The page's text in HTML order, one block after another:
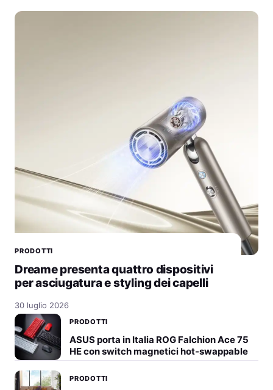
PRODOTTI
Dreame presenta quattro dispositivi
per asciugatura e styling dei capelli
30 luglio 2026
PRODOTTI
ASUS porta in Italia ROG Falchion Ace 75
HE con switch magnetici hot-swappable
PRODOTTI